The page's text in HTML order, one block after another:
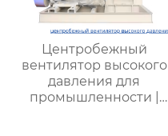
Центробежный
вентилятор высокого
давления для
промышленности |